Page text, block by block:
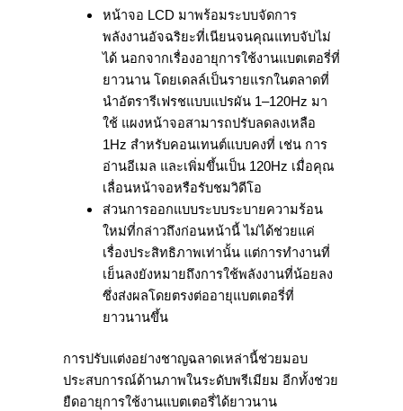
หน้าจอ LCD มาพร้อมระบบจัดการ
พลังงานอัจฉริยะที่เนียนจนคุณแทบจับไม่
ได้ นอกจากเรื่องอายุการใช้งานแบตเตอรี่ที่
ยาวนาน โดยเดลล์เป็นรายแรกในตลาดที่
นำอัตรารีเฟรชแบบแปรผัน 1–120Hz มา
ใช้ แผงหน้าจอสามารถปรับลดลงเหลือ
1Hz สำหรับคอนเทนต์แบบคงที่ เช่น การ
อ่านอีเมล และเพิ่มขึ้นเป็น 120Hz เมื่อคุณ
เลื่อนหน้าจอหรือรับชมวิดีโอ
ส่วนการออกแบบระบบระบายความร้อน
ใหม่ที่กล่าวถึงก่อนหน้านี้ ไม่ได้ช่วยแค่
เรื่องประสิทธิภาพเท่านั้น แต่การทำงานที่
เย็นลงยังหมายถึงการใช้พลังงานที่น้อยลง
ซึ่งส่งผลโดยตรงต่ออายุแบตเตอรี่ที่
ยาวนานขึ้น
การปรับแต่งอย่างชาญฉลาดเหล่านี้ช่วยมอบ
ประสบการณ์ด้านภาพในระดับพรีเมียม อีกทั้งช่วย
ยืดอายุการใช้งานแบตเตอรี่ได้ยาวนาน